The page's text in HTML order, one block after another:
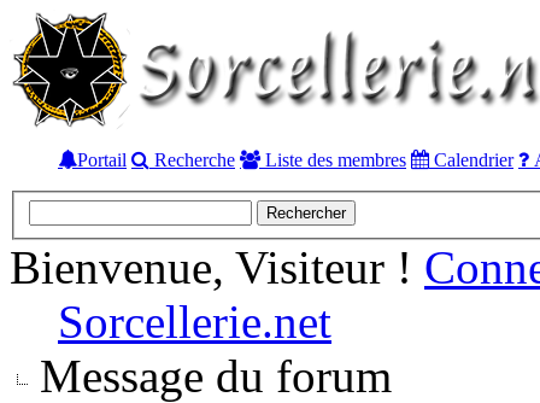
Portail Recherche Liste des membres Calendrier
Bienvenue, Visiteur !
Sorcellerie.net
Message du forum